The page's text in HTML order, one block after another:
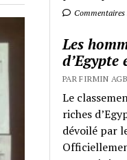
Commentaires
Les
d’Egypte
PAR FIRMIN
Le
riches
dévoilé par